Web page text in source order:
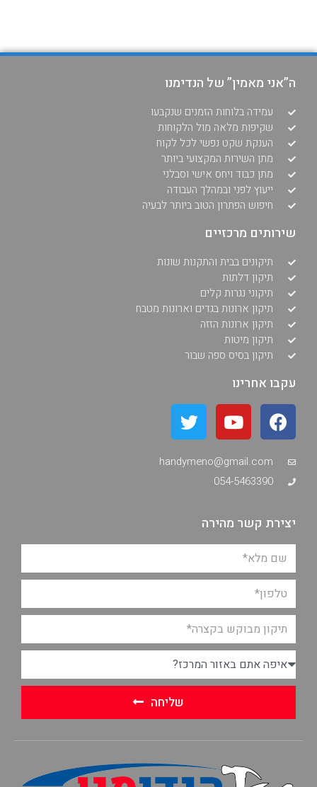
ה”אני מאמין” של הנדימנו
עמידה בלוחות הזמנים שנקבעו
שקיפות מלאה מול הלקוחות
הענקת שקט נפשי לכל לקוח
מתן השירות המקצועי ביותר
מתן כבוד ויחס אישי וסבלני
ייעוץ לפני ובמהלך העבודה
חיפוש הפתרון הטוב ביותר לבעיה
שירותים מרכזיים
תיקונים בבית והתקנות שונות
תיקון דלתות
תיקוני נגרות קלים
תיקון ארונות בגדים וארונות מטבח
תיקון ארונות הזזה
תיקון מיטות
תיקון בסיס ספה שבור
עקבו אחרינו
handymeno@gmail.com
054-5463390
יצירת קשר מהירה
שליחה